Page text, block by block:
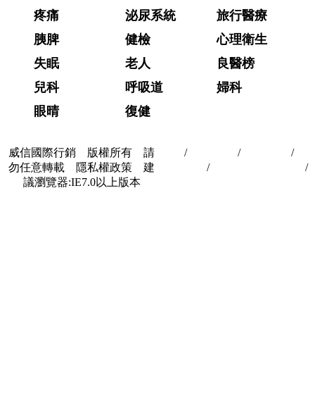
疼痛
泌尿系統
旅行醫療
胰脾
健檢
心理衛生
失眠
老人
良醫榜
兒科
呼吸道
婦科
眼晴
復健
威信國際行銷 版權所有 請
勿任意轉載 隱私權政策 建
議瀏覽器:IE7.0以上版本
/ / /
/
/